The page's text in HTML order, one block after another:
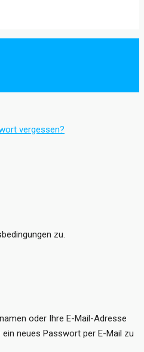
vergessen?
zu.
oder Ihre E-Mail-Adresse
neues Passwort per E-Mail zu